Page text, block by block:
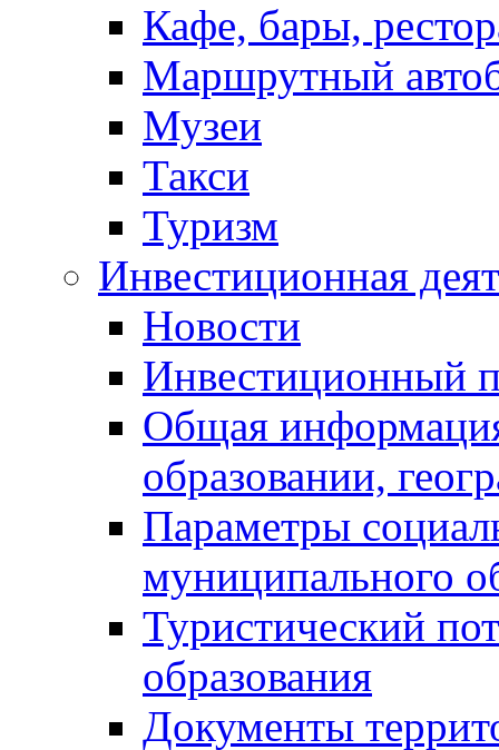
Кафе, бары,
Маршрутный
Музеи
Такси
Туризм
Инвестиционная
Новости
Инвестиционный
Общая
образовании,
Параметры
муниципального
Туристический
образования
Документы